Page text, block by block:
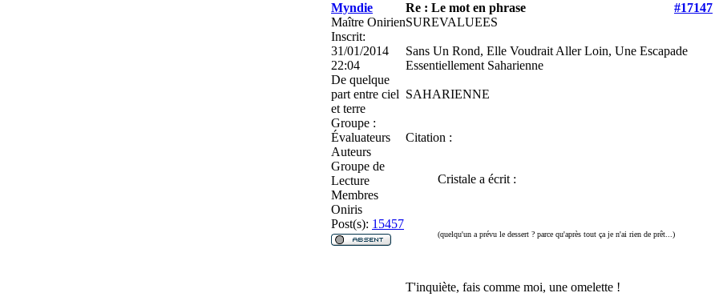
Myndie Re : Le mot en phrase
#17147
Maître Onirien
Inscrit:
31/01/2014
22:04
De quelque
part entre ciel
et terre
Groupe :
Évaluateurs
Auteurs
Groupe de
Lecture
Membres
Oniris
Post(s): 15457
SUREVALUEES
Sans Un Rond, Elle Voudrait Aller Loin, Une Escapade
Essentiellement Saharienne
SAHARIENNE
Citation :
Cristale a écrit :
(quelqu'un a prévu le dessert ? parce qu'après tout ça je n'ai rien de prêt...)
T'inquiète, fais comme moi, une omelette !